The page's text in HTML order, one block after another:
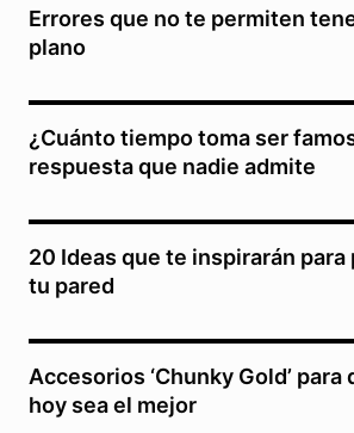
Errores que no te permiten
plano
¿Cuánto tiempo toma ser
respuesta que nadie admite
20 Ideas que te inspirarán
tu pared
Accesorios ‘Chunky Gold’
hoy sea el mejor